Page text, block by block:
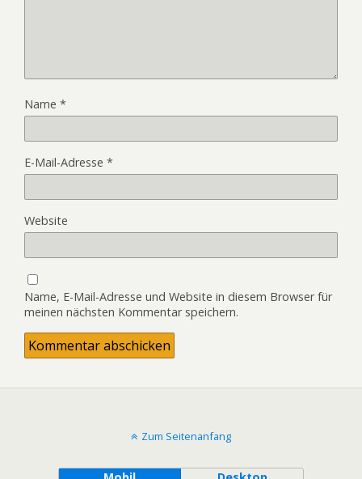
Name *
E-Mail-Adresse *
Website
Name, E-Mail-Adresse und Website in diesem Browser für
meinen nächsten Kommentar speichern.
Zum Seitenanfang